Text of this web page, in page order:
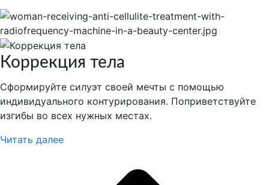
Коррекция тела
Сформируйте силуэт своей мечты с помощью
индивидуального контурирования. Поприветствуйте
изгибы во всех нужных местах.
Читать далее